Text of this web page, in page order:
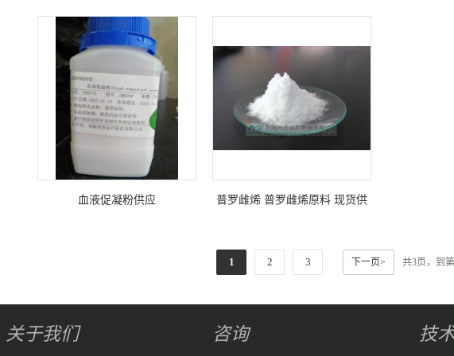
血液促凝粉供应
普罗雌烯 普罗雌烯原料 现货供
1 2 3 下一页> 共3页，到第
关于我们 咨询 技